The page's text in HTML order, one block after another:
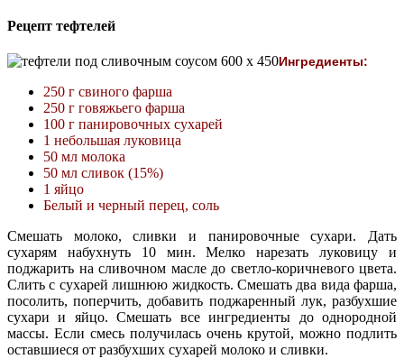
Рецепт тефтелей
Ингредиенты:
250 г свиного фарша
250 г говяжьего фарша
100 г панировочных сухарей
1 небольшая луковица
50 мл молока
50 мл сливок (15%)
1 яйцо
Белый и черный перец, соль
Смешать молоко, сливки и панировочные сухари. Дать
сухарям набухнуть 10 мин. Мелко нарезать луковицу и
поджарить на сливочном масле до светло-коричневого цвета.
Слить с сухарей лишнюю жидкость. Смешать два вида фарша,
посолить, поперчить, добавить поджаренный лук, разбухшие
сухари и яйцо. Смешать все ингредиенты до однородной
массы. Если смесь получилась очень крутой, можно подлить
оставшиеся от разбухших сухарей молоко и сливки.